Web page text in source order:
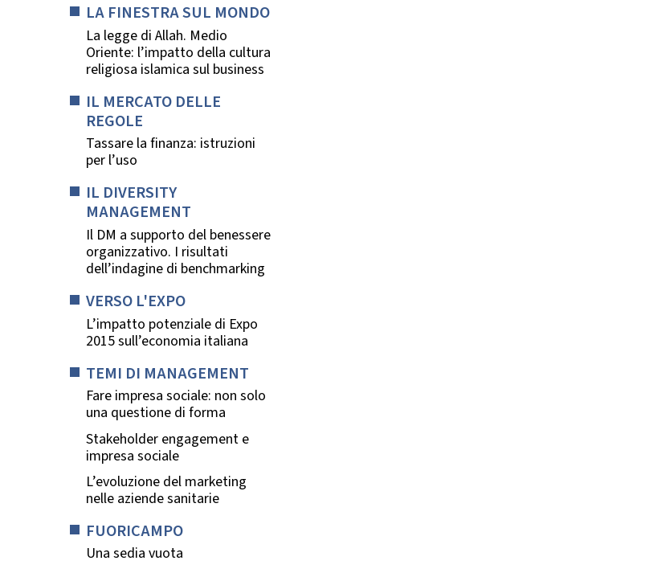
LA FINESTRA SUL MONDO
La legge di Allah. Medio
Oriente: l’impatto della cultura
religiosa islamica sul business
IL MERCATO DELLE
REGOLE
Tassare la finanza: istruzioni
per l’uso
IL DIVERSITY
MANAGEMENT
Il DM a supporto del benessere
organizzativo. I risultati
dell’indagine di benchmarking
VERSO L'EXPO
L’impatto potenziale di Expo
2015 sull’economia italiana
TEMI DI MANAGEMENT
Fare impresa sociale: non solo
una questione di forma
Stakeholder engagement e
impresa sociale
L’evoluzione del marketing
nelle aziende sanitarie
FUORICAMPO
Una sedia vuota